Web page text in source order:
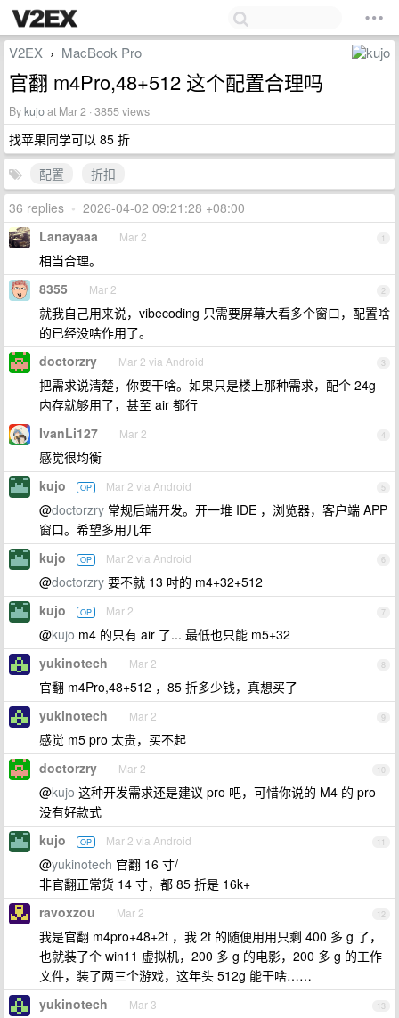
V2EX › MacBook Pro
官翻 m4Pro,48+512 这个配置合理吗
Bykujoat Mar 2 · 3855 views
找苹果同学可以 85 折
配置
折扣
36 replies • 2026-04-02 09:21:28 +08:00
1
Lanayaaa Mar 2
相当合理。
2
8355 Mar 2
就我自己用来说，vibecoding 只需要屏幕大看多个窗口，配置啥
的已经没啥作用了。
3
doctorzry Mar 2 via Android
把需求说清楚，你要干啥。如果只是楼上那种需求，配个 24g
内存就够用了，甚至 air 都行
4
IvanLi127 Mar 2
感觉很均衡
5
kujo OP Mar 2 via Android
@doctorzry 常规后端开发。开一堆 IDE ，浏览器，客户端 APP
窗口。希望多用几年
6
kujo OP Mar 2 via Android
@doctorzry 要不就 13 吋的 m4+32+512
7
kujo OP Mar 2
@kujo m4 的只有 air 了... 最低也只能 m5+32
8
yukinotech Mar 2
官翻 m4Pro,48+512 ，85 折多少钱，真想买了
9
yukinotech Mar 2
感觉 m5 pro 太贵，买不起
10
doctorzry Mar 2
@kujo 这种开发需求还是建议 pro 吧，可惜你说的 M4 的 pro
没有好款式
11
kujo OP Mar 2 via Android
@yukinotech 官翻 16 寸/
非官翻正常货 14 寸，都 85 折是 16k+
12
ravoxzou Mar 2
我是官翻 m4pro+48+2t ，我 2t 的随便用用只剩 400 多 g 了，
也就装了个 win11 虚拟机，200 多 g 的电影，200 多 g 的工作
文件，装了两三个游戏，这年头 512g 能干啥……
13
yukinotech Mar 3